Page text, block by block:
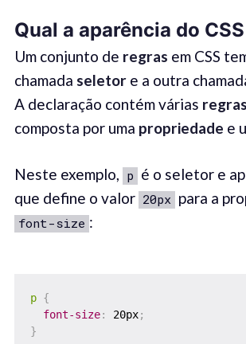
Qual a aparência do CSS
Um conjunto de regras em CSS
chamada seletor e a outra
A declaração contém várias regras
composta por uma propriedade e
Neste exemplo, p é o seletor e
que define o valor 20px para a
font-size :
p {
font-size: 20px;
}